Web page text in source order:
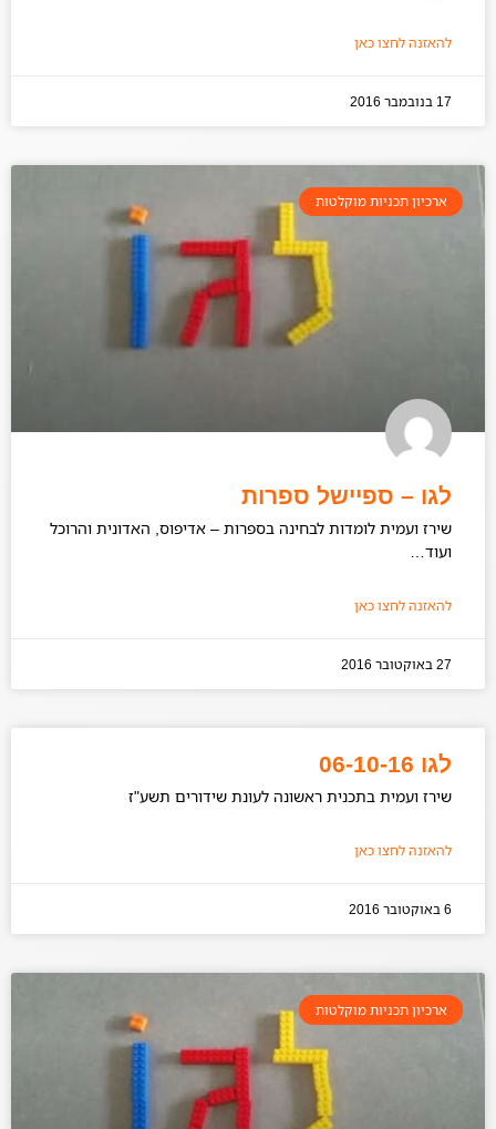
להאזנה לחצו כאן
17 בנובמבר 2016
ארכיון תכניות מוקלטות
לגו – ספיישל ספרות
שירז ועמית לומדות לבחינה בספרות – אדיפוס, האדונית והרוכל
ועוד…
להאזנה לחצו כאן
27 באוקטובר 2016
לגו 06-10-16
שירז ועמית בתכנית ראשונה לעונת שידורים תשע"ז
להאזנה לחצו כאן
6 באוקטובר 2016
ארכיון תכניות מוקלטות